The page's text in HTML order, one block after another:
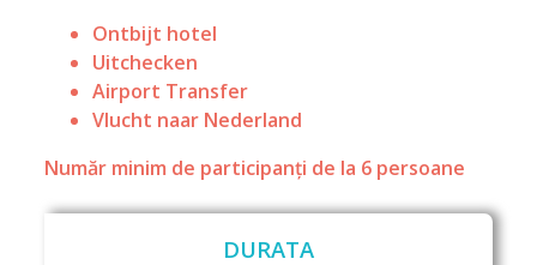
Ontbijt hotel
Uitchecken
Airport Transfer
Vlucht naar Nederland
Număr minim de participanți de la 6 persoane
DURATA